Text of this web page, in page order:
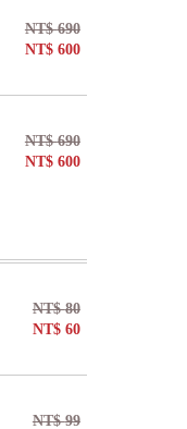
NT$690
NT$ 600
NT$690
NT$ 600
NT$80
NT$ 60
NT$99